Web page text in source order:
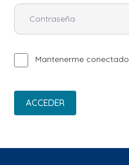
Mantenerme conectado
ACCEDER